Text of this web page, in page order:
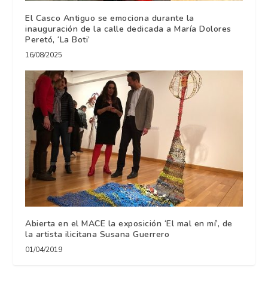
El Casco Antiguo se emociona durante la
inauguración de la calle dedicada a María Dolores
Peretó, ‘La Boti’
16/08/2025
Abierta en el MACE la exposición ‘El mal en mí’, de
la artista ilicitana Susana Guerrero
01/04/2019